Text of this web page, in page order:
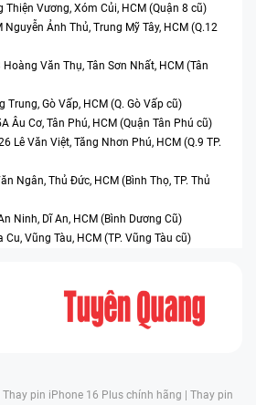
Thiện Vương, Xóm Củi, HCM (Quận 8 cũ)
Nguyễn Ảnh Thủ, Trung Mỹ Tây, HCM (Q.12
Hoàng Văn Thụ, Tân Sơn Nhất, HCM (Tân
Trung, Gò Vấp, HCM (Q. Gò Vấp cũ)
Âu Cơ, Tân Phú, HCM (Quận Tân Phú cũ)
Lê Văn Việt, Tăng Nhơn Phú, HCM (Q.9 TP.
Ngân, Thủ Đức, HCM (Bình Thọ, TP. Thủ
Ninh, Dĩ An, HCM (Bình Dương Cũ)
Cu, Vũng Tàu, HCM (TP. Vũng Tàu cũ)
Thay pin iPhone 16 Plus chính hãng | Thay pin